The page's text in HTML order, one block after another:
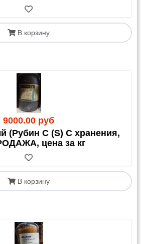
В корзину
9000.00 руб
(Рубин С (S) С хранения,
цена за кг
В корзину